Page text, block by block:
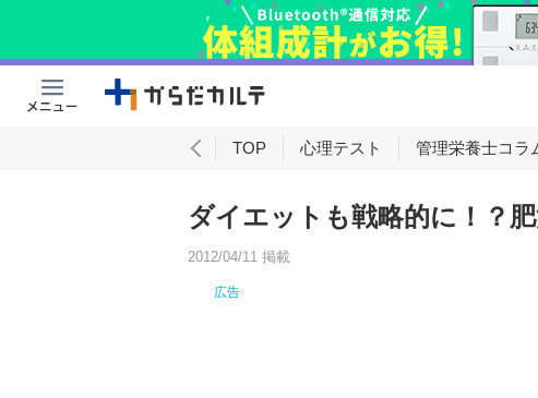
TOP 心理テスト 管理栄養士コラ
男性向け
ダイエットも戦略的に！？
2012/04/11 掲載